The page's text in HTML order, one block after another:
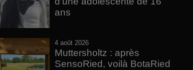
ans
4 août 2026
Muttersholtz : après
SensoRied, voilà BotaRied